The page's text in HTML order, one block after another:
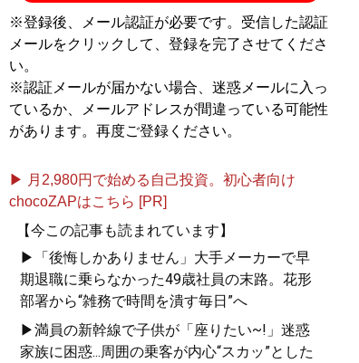
※登録後、メール認証が必要です。受信した認証
メールをクリックして、登録を完了させてくださ
い。
※認証メールが届かない場合、迷惑メールに入っ
ているか、メールアドレスが間違っている可能性
があります。再度ご登録ください。
▶ 月2,980円で始める自己投資。初心者向け
chocoZAPはこちら [PR]
【今この記事も読まれています】
▶「後悔しかありません」大手メーカーで早
期退職に乗らなかった49歳社員の末路。花形
部署から“雑務で時間を潰す毎日”へ
▶満員の新幹線で子供が「座りたい~!」迷惑
家族に困惑...周囲の乗客が内心“スカッ”とした